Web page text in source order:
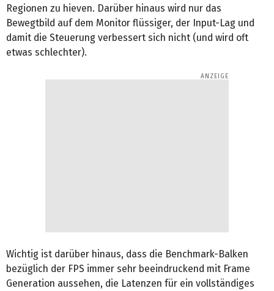
Regionen zu hieven. Darüber hinaus wird nur das
Bewegtbild auf dem Monitor flüssiger, der Input-Lag und
damit die Steuerung verbessert sich nicht (und wird oft
etwas schlechter).
Wichtig ist darüber hinaus, dass die Benchmark-Balken
bezüglich der FPS immer sehr beeindruckend mit Frame
Generation aussehen, die Latenzen für ein vollständiges